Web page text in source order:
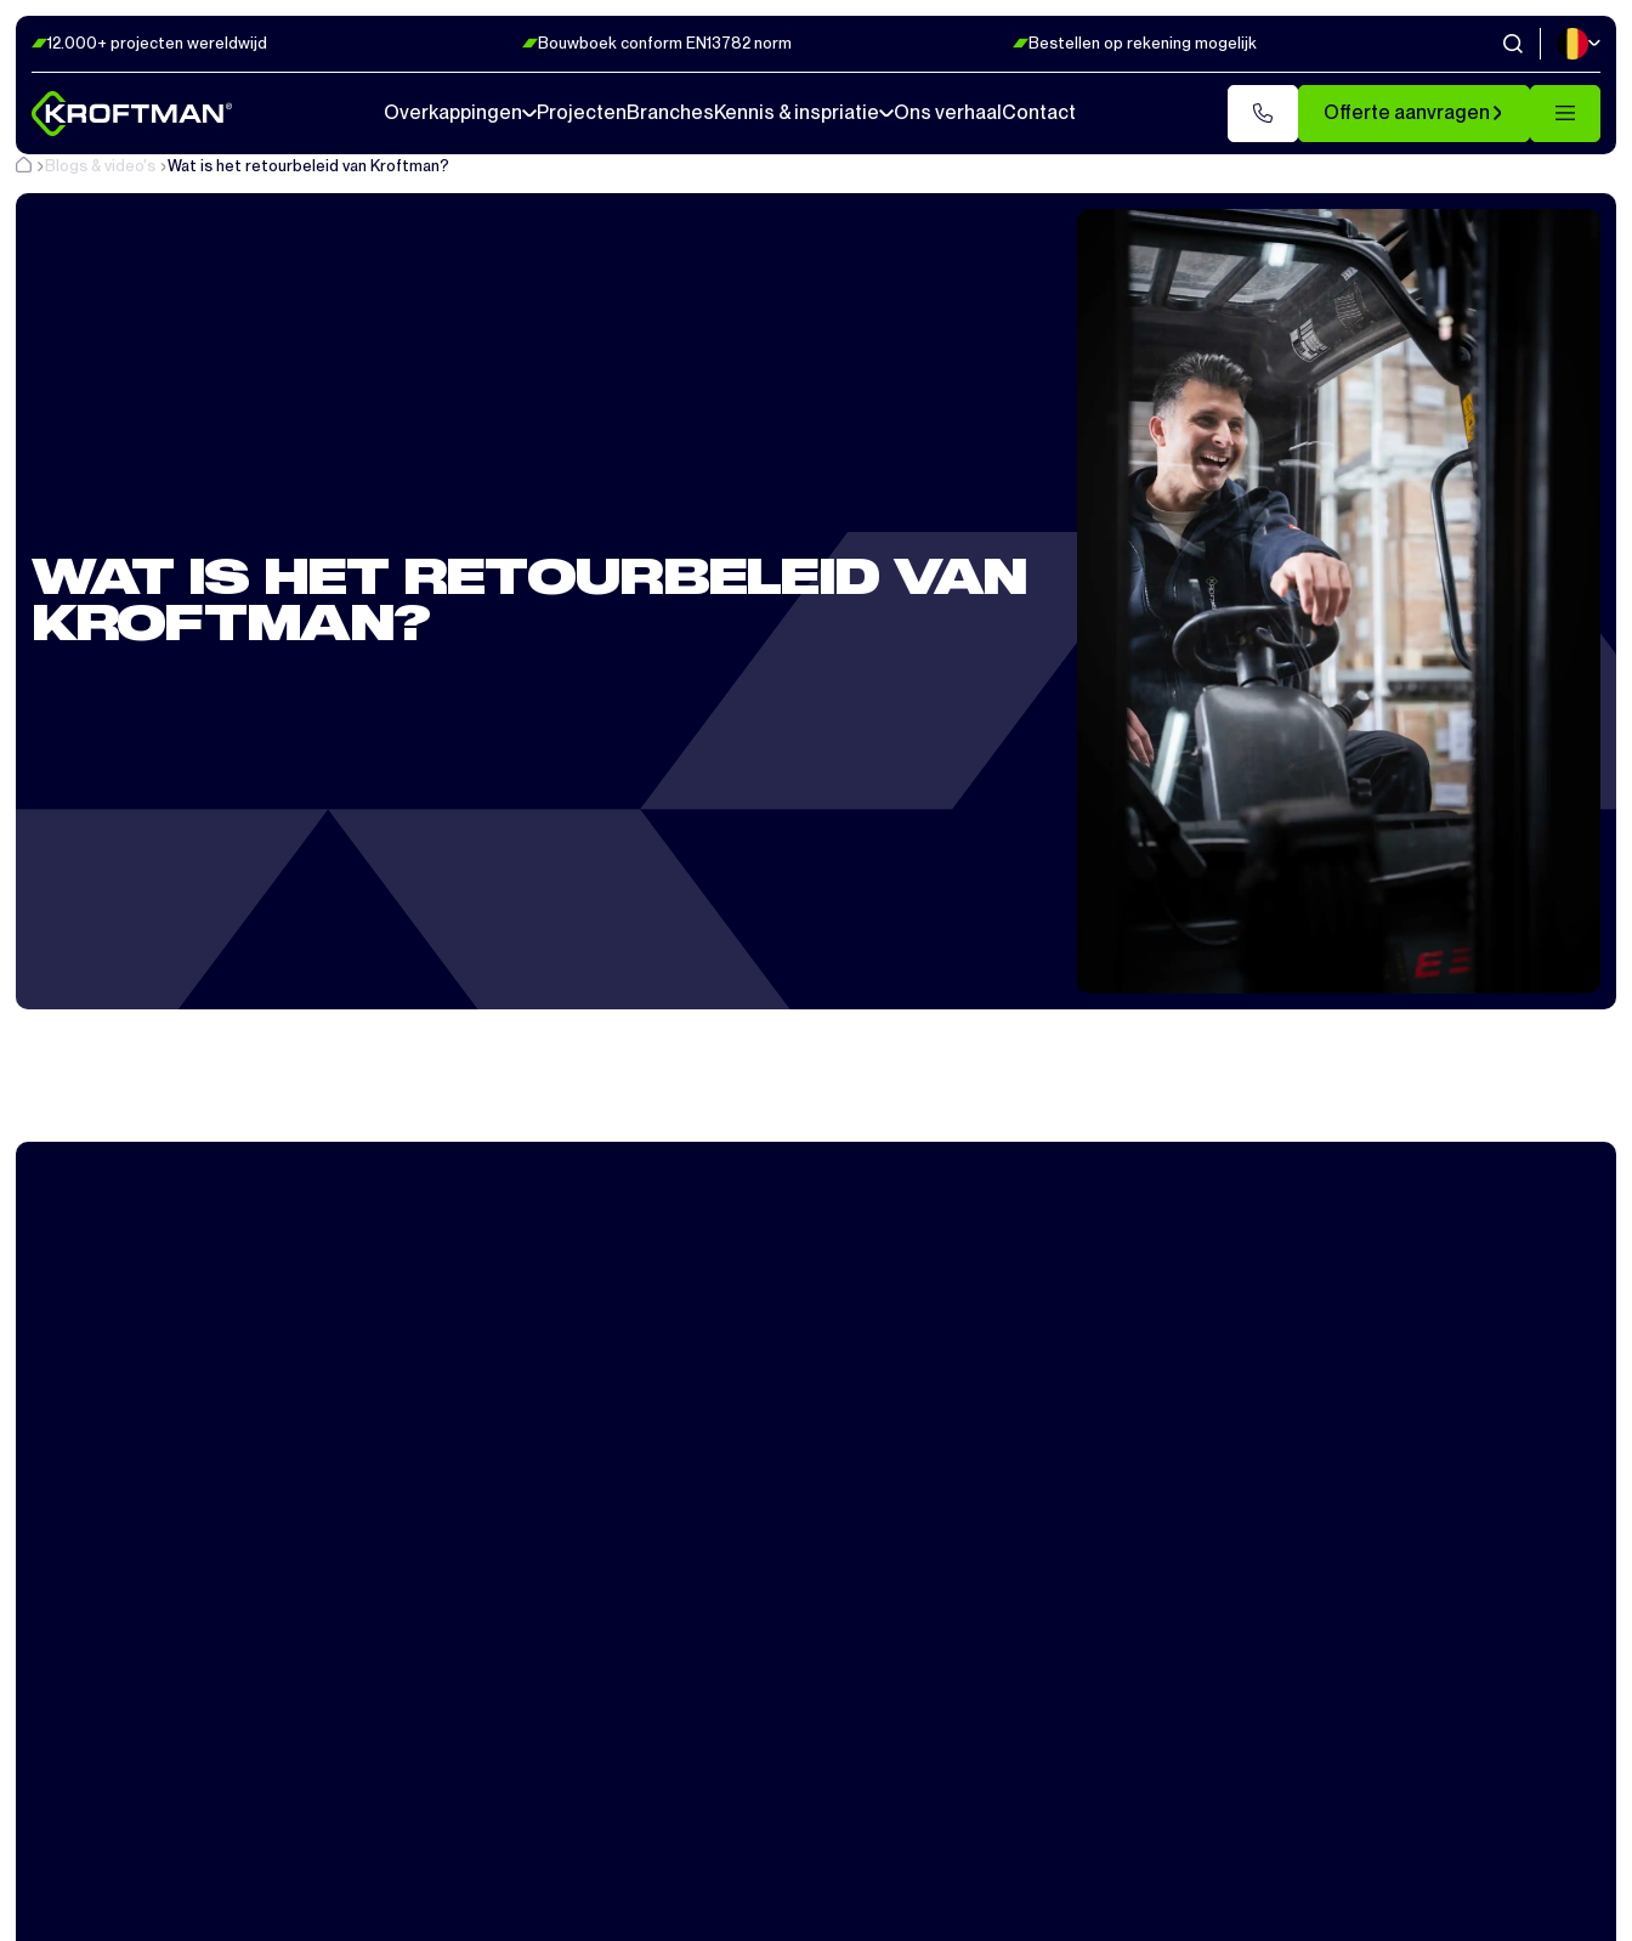
12.000+ projecten wereldwijd Bouwboek conform EN13782 norm Bestellen op rekening mogelijk
Overkappingen ProjectenBranchesKennis & inspriatie Ons verhaal Contact Offerte aanvragen
Blogs & video's Wat is het retourbeleid van Kroftman?
WAT IS HET RETOURBELEID VAN
KROFTMAN?